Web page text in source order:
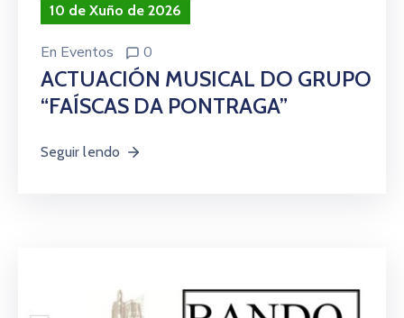
10 de Xuño de 2026
En Eventos 0
ACTUACIÓN MUSICAL DO GRUPO
“FAÍSCAS DA PONTRAGA”
Seguir lendo